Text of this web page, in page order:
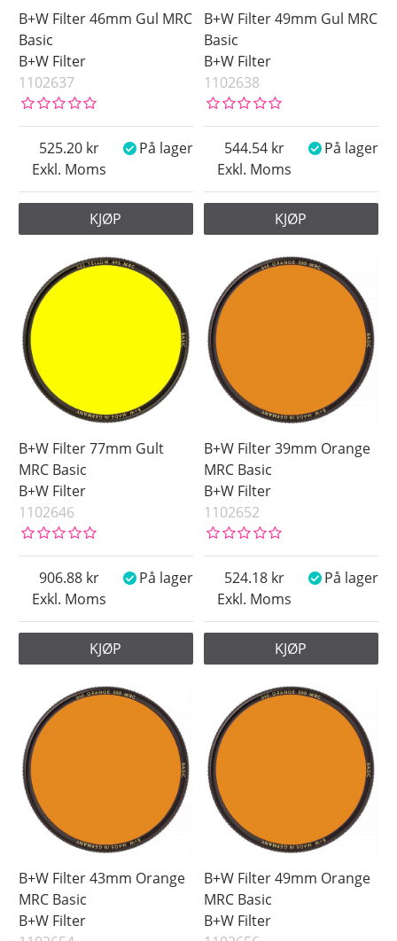
B+W Filter 46mm Gul MRC
Basic
B+W Filter
1102637
Exkl. Moms
525.20 På lager
KJØP
B+W Filter 49mm Gul MRC
Basic
B+W Filter
1102638
Exkl. Moms
544.54 På lager
KJØP
B+W Filter 77mm Gult
MRC Basic
B+W Filter
1102646
Exkl. Moms
906.88 På lager
KJØP
B+W Filter 39mm Orange
MRC Basic
B+W Filter
1102652
Exkl. Moms
524.18 På lager
KJØP
B+W Filter 43mm Orange
MRC Basic
B+W Filter
B+W Filter 49mm Orange
MRC Basic
B+W Filter